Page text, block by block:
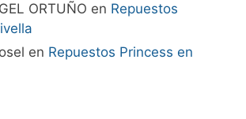
ORTUÑO en Repuestos
en Repuestos Princess en